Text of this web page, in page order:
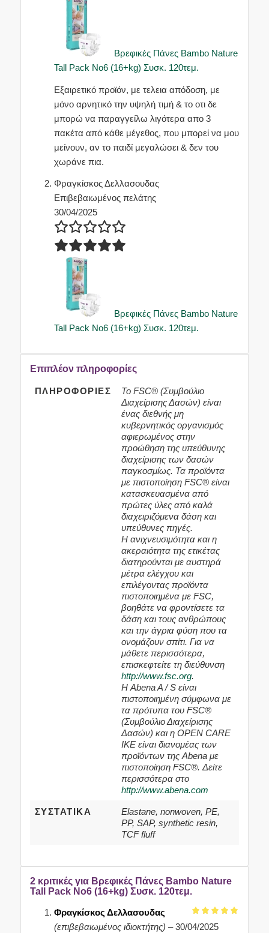
Βρεφικές Πάνες Bambo Nature
Tall Pack No6 (16+kg) Συσκ. 120τεμ.
Εξαιρετικό προϊόν, με τελεια απόδοση, με
μόνο αρνητικό την υψηλή τιμή & το οτι δε
μπορώ να παραγγείλω λιγότερα απο 3
πακέτα από κάθε μέγεθος, που μπορεί να μου
μείνουν, αν το παιδί μεγαλώσει & δεν του
χωράνε πια.
Φραγκίσκος Δελλασουδας
Επιβεβαιωμένος πελάτης
30/04/2025
Βρεφικές Πάνες Bambo Nature
Tall Pack No6 (16+kg) Συσκ. 120τεμ.
Επιπλέον πληροφορίες
ΠΛΗΡΟΦΟΡΊΕΣ
Το FSC® (Συμβούλιο
Διαχείρισης Δασών) είναι
ένας διεθνής μη
κυβερνητικός οργανισμός
αφιερωμένος στην
προώθηση της υπεύθυνης
διαχείρισης των δασών
παγκοσμίως. Τα προϊόντα
με πιστοποίηση FSC® είναι
κατασκευασμένα από
πρώτες ύλες από καλά
διαχειριζόμενα δάση και
υπεύθυνες πηγές.
Η ανιχνευσιμότητα και η
ακεραιότητα της ετικέτας
διατηρούνται με αυστηρά
μέτρα ελέγχου και
επιλέγοντας προϊόντα
πιστοποιημένα με FSC,
βοηθάτε να φροντίσετε τα
δάση και τους ανθρώπους
και την άγρια φύση που τα
ονομάζουν σπίτι. Για να
μάθετε περισσότερα,
επισκεφτείτε τη διεύθυνση
http://www.fsc.org.
Η Abena A / S είναι
πιστοποιημένη σύμφωνα με
τα πρότυπα του FSC®
(Συμβούλιο Διαχείρισης
Δασών) και η OPEN CARE
IKE είναι διανομέας των
προϊόντων της Abena με
πιστοποίηση FSC®. Δείτε
περισσότερα στο
http://www.abena.com
ΣΥΣΤΑΤΙΚΆ
Elastane, nonwoven, PE,
PP, SAP, synthetic resin,
TCF fluff
2 κριτικές για Βρεφικές Πάνες Bambo Nature
Tall Pack No6 (16+kg) Συσκ. 120τεμ.
Βαθμολογήθηκε
Φραγκίσκος Δελλασουδας
(επιβεβαιωμένος ιδιοκτήτης) – 30/04/2025